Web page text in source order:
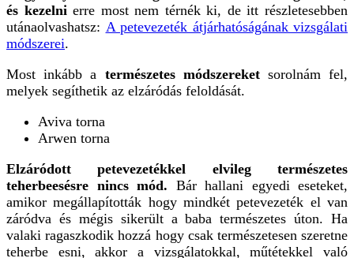
és kezelni erre most nem térnék ki, de itt részletesebben
utánaolvashatsz: A petevezeték átjárhatóságának vizsgálati
módszerei.
Most inkább a természetes módszereketsorolnám fel,
melyek segíthetik az elzáródás feloldását.
Aviva torna
Arwen torna
Elzáródott petevezetékkel elvileg természetes
teherbeesésre nincs mód. Bár hallani egyedi eseteket,
amikor megállapították hogy mindkét petevezeték el van
záródva és mégis sikerült a baba természetes úton. Ha
valaki ragaszkodik hozzá hogy csak természetesen szeretne
teherbe esni, akkor a vizsgálatokkal, műtétekkel való